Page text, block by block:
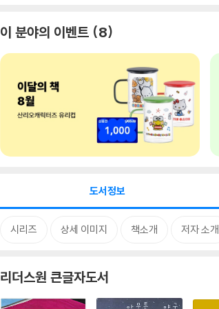
이 분야의 이벤트 8
도서정보
시리즈 상세 이미지 책소개 저자 소개
리더스원 큰글자도서